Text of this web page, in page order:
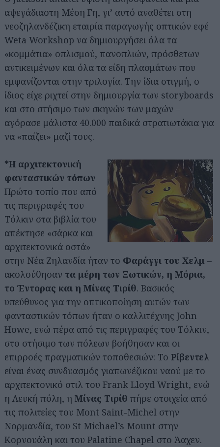
αψεγάδιαστη Μέση Γη, γι’ αυτό αναθέτει στη
νεοζηλανδέζικη εταιρία παραγωγής οπτικών εφέ
Weta Workshop να δημιουργήσει όλα τα
«κομμάτια» οπλισμού, πανοπλιών, πρόσθετων
αντικειμένων και όλα τα είδη πλασμάτων που
εμφανίζονται στην τριλογία. Την ίδια στιγμή, ο
ίδιος είχε ριχτεί στην δημιουργία των storyboards
και στο στήσιμο των σκηνών των μαχών –
αγόρασε μάλιστα 40.000 παιδικά στρατιωτάκια για
να «παίζει» μαζί τους.
*Η αρχιτεκτονική
φανταστικών τόπων
Πρώτο τοπίο που από
τις περιγραφές του
Τόλκιν στα βιβλία του
απέκτησε «σάρκα και
αρχιτεκτονικά οστά»
στην Νέα Ζηλανδία ήταν το Φαράγγι του Χελμ –
ακολούθησαν τα μέρη των Ξωτικών, η Μόρια,
το Έντορας και η Μίνας Τιρίθ. Βασικός
υπεύθυνος για την οπτικοποίηση αυτών των
φανταστικών τόπων ήταν ο καλλιτέχνης John
Howe, ενώ πέρα από τις περιγραφές του Τόλκιν,
στο στήσιμο των πόλεων βοήθησαν και οι
επιρροές πραγματικών τοποθεσιών: Το Ρίβεντελ
είναι ένας συνδυασμός γιαπωνέζικου ναού με το
αρχιτεκτονικό στιλ του Frank Lloyd Wright, ενώ
η Λευκή πόλη, η Μίνας Τιρίθ πήρε στοιχεία από
τις πολιτείες του Mont Saint-Michel στην
Νορμανδία, του St Michael’s Mount στην
Κορνουάλη και του Palatine Chapel στο Άαχεν.